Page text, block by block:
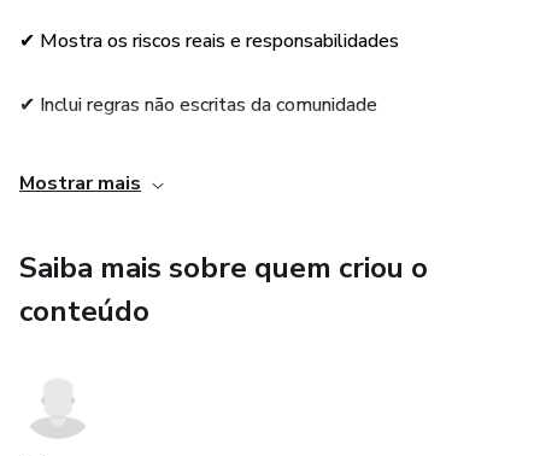
✔ Mostra os riscos reais e responsabilidades
✔ Inclui regras não escritas da comunidade
✔ Formato PDF (acesso imediato)
✔ Ajuda a evitar erros comuns
Mostrar mais
Saiba mais sobre quem criou o
conteúdo